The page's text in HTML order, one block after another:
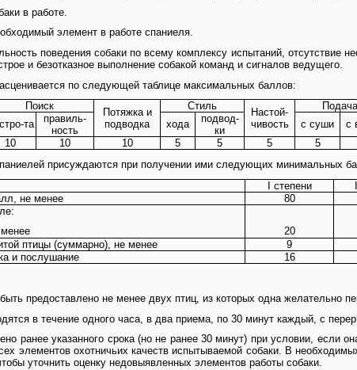
в работе.
элемент в работе спаниеля.
поведения собаки по всему комплексу испытаний,
и безотказное выполнение собакой команд и сигналов ведущего.
по следующей таблице максимальных баллов:
Поиск
Потяжка и
подводка
Стиль
Настой-
чивость
Подача
та
правиль-
ность
хода
подвод-
ки
с суши
с
10 10 10 5 5 5 5
присуждаются при получении ими следующих минимальных
I степени
не менее
80
20
птицы (суммарно), не менее
9
и послушание
16
предоставлено не менее двух птиц, из которых одна желательно
в течение одного часа, в два приема, по 30 минут каждый, с
ранее указанного срока (но не ранее 30 минут) при условии, если
элементов охотничьих качеств испытываемой собаки. В
уточнить оценку недовыявленных элементов работы собаки.